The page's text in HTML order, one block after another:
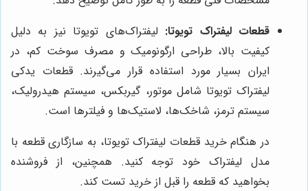
قطعات لیفتراک تویوتا: لیفتراک‌های تویوتا نیز به دلیل
کیفیت بالا، طراحی ارگونومیک و مصرف سوخت کم، در
ایران بسیار مورد استفاده قرار می‌گیرند. قطعات یدکی
لیفتراک تویوتا شامل موتور، گیربکس، سیستم هیدرولیک،
سیستم ترمز، شاخک‌ها، لاستیک‌ها و فیلترها است.
در هنگام خرید قطعات لیفتراک تویوتا، به سازگاری قطعه با
مدل لیفتراک خود توجه کنید. همچنین، از فروشنده
بخواهید که قطعه را قبل از خرید تست کند.